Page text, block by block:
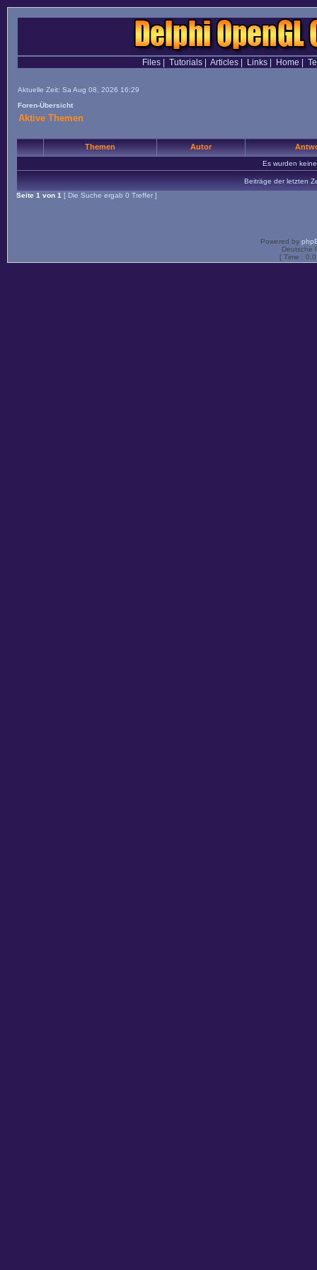
Files| Tutorials| Articles| Links| Home
Aktuelle Zeit: Sa Aug 08, 2026 16:29
Foren-Übersicht
Aktive Themen
Themen Autor
Es wurden
Beiträge der letzten
Seite 1 von 1 [ Die Suche ergab 0 Treffer ]
Powered by
Deutsche
[ Time :